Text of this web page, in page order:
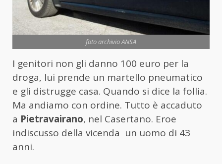
foto archivio ANSA
I genitori non gli danno 100 euro per la
droga, lui prende un martello pneumatico
e gli distrugge casa. Quando si dice la follia.
Ma andiamo con ordine. Tutto è accaduto
a Pietravairano, nel Casertano. Eroe
indiscusso della vicenda un uomo di 43
anni.